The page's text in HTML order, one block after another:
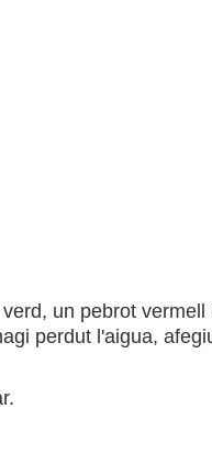
un pebrot
perdut l'aigua,